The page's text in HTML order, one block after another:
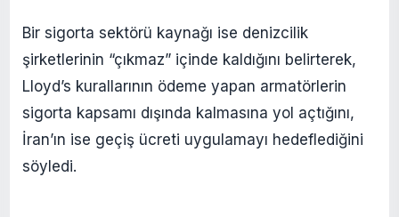
Bir sigorta sektörü kaynağı ise denizcilik
şirketlerinin “çıkmaz” içinde kaldığını belirterek,
Lloyd’s kurallarının ödeme yapan armatörlerin
sigorta kapsamı dışında kalmasına yol açtığını,
İran’ın ise geçiş ücreti uygulamayı hedeflediğini
söyledi.